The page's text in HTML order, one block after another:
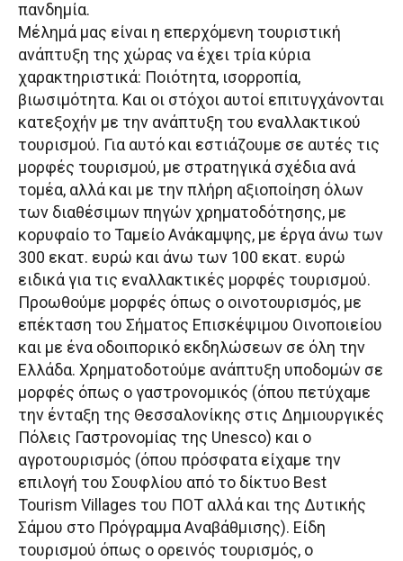
πανδημία.
Μέλημά μας είναι η επερχόμενη τουριστική
ανάπτυξη της χώρας να έχει τρία κύρια
χαρακτηριστικά: Ποιότητα, ισορροπία,
βιωσιμότητα. Και οι στόχοι αυτοί επιτυγχάνονται
κατεξοχήν με την ανάπτυξη του εναλλακτικού
τουρισμού. Για αυτό και εστιάζουμε σε αυτές τις
μορφές τουρισμού, με στρατηγικά σχέδια ανά
τομέα, αλλά και με την πλήρη αξιοποίηση όλων
των διαθέσιμων πηγών χρηματοδότησης, με
κορυφαίο το Ταμείο Ανάκαμψης, με έργα άνω των
300 εκατ. ευρώ και άνω των 100 εκατ. ευρώ
ειδικά για τις εναλλακτικές μορφές τουρισμού.
Προωθούμε μορφές όπως ο οινοτουρισμός, με
επέκταση του Σήματος Επισκέψιμου Οινοποιείου
και με ένα οδοιπορικό εκδηλώσεων σε όλη την
Ελλάδα. Χρηματοδοτούμε ανάπτυξη υποδομών σε
μορφές όπως ο γαστρονομικός (όπου πετύχαμε
την ένταξη της Θεσσαλονίκης στις Δημιουργικές
Πόλεις Γαστρονομίας της Unesco) και ο
αγροτουρισμός (όπου πρόσφατα είχαμε την
επιλογή του Σουφλίου από το δίκτυο Best
Tourism Villages του ΠΟΤ αλλά και της Δυτικής
Σάμου στο Πρόγραμμα Αναβάθμισης). Είδη
τουρισμού όπως ο ορεινός τουρισμός, ο